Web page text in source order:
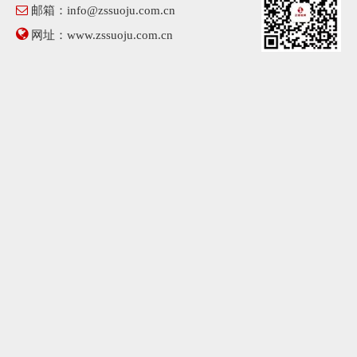
 邮箱： info@zssuoju.com.cn
网址： www.zssuoju.com.cn